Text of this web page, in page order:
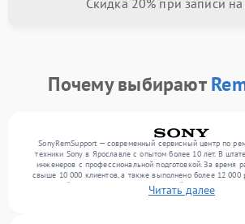
Скидка 20% при записи на
Почему выбирают
SonyRemSupport — современный сервисный центр по
техники Sony в Ярославле с опытом более 10 лет. В
инженеров с профессиональной подготовкой. За время
свыше 10 000 клиентов, а также выполнено более 12 000
сервисный центр поступает от 300 устройств, включая , ,
спектром неисправностей и гарантируем высокое
Читать далее